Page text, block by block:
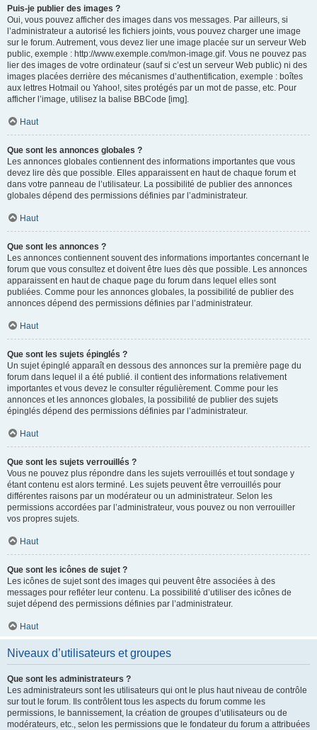
Puis-je publier des images ?
Oui, vous pouvez afficher des images dans vos messages. Par ailleurs, si
l’administrateur a autorisé les fichiers joints, vous pouvez charger une image
sur le forum. Autrement, vous devez lier une image placée sur un serveur Web
public, exemple : http://www.exemple.com/mon-image.gif. Vous ne pouvez pas
lier des images de votre ordinateur (sauf si c’est un serveur Web public) ni des
images placées derrière des mécanismes d’authentification, exemple : boîtes
aux lettres Hotmail ou Yahoo!, sites protégés par un mot de passe, etc. Pour
afficher l’image, utilisez la balise BBCode [img].
Haut
Que sont les annonces globales ?
Les annonces globales contiennent des informations importantes que vous
devez lire dès que possible. Elles apparaissent en haut de chaque forum et
dans votre panneau de l’utilisateur. La possibilité de publier des annonces
globales dépend des permissions définies par l’administrateur.
Haut
Que sont les annonces ?
Les annonces contiennent souvent des informations importantes concernant le
forum que vous consultez et doivent être lues dès que possible. Les annonces
apparaissent en haut de chaque page du forum dans lequel elles sont
publiées. Comme pour les annonces globales, la possibilité de publier des
annonces dépend des permissions définies par l’administrateur.
Haut
Que sont les sujets épinglés ?
Un sujet épinglé apparaît en dessous des annonces sur la première page du
forum dans lequel il a été publié. il contient des informations relativement
importantes et vous devez le consulter régulièrement. Comme pour les
annonces et les annonces globales, la possibilité de publier des sujets
épinglés dépend des permissions définies par l’administrateur.
Haut
Que sont les sujets verrouillés ?
Vous ne pouvez plus répondre dans les sujets verrouillés et tout sondage y
étant contenu est alors terminé. Les sujets peuvent être verrouillés pour
différentes raisons par un modérateur ou un administrateur. Selon les
permissions accordées par l’administrateur, vous pouvez ou non verrouiller
vos propres sujets.
Haut
Que sont les icônes de sujet ?
Les icônes de sujet sont des images qui peuvent être associées à des
messages pour refléter leur contenu. La possibilité d’utiliser des icônes de
sujet dépend des permissions définies par l’administrateur.
Haut
Niveaux d’utilisateurs et groupes
Que sont les administrateurs ?
Les administrateurs sont les utilisateurs qui ont le plus haut niveau de contrôle
sur tout le forum. Ils contrôlent tous les aspects du forum comme les
permissions, le bannissement, la création de groupes d’utilisateurs ou de
modérateurs, etc., selon les permissions que le fondateur du forum a attribuées